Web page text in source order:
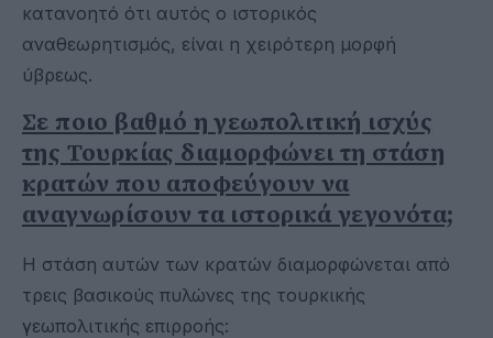
κατανοητό ότι αυτός ο ιστορικός
αναθεωρητισμός, είναι η χειρότερη μορφή
ύβρεως.
Σε ποιο βαθμό η γεωπολιτική ισχύς
της Τουρκίας διαμορφώνει τη στάση
κρατών που αποφεύγουν να
αναγνωρίσουν τα ιστορικά γεγονότα;
Η στάση αυτών των κρατών διαμορφώνεται από
τρεις βασικούς πυλώνες της τουρκικής
γεωπολιτικής επιρροής: